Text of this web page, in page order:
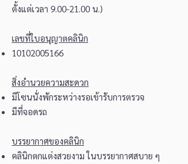
ตั้งแต่เวลา 9.00-21.00 น.)
เลขที่ใบอนุญาตคลินิก
10102005166
สิ่งอำนวยความสะดวก
มีโซนนั่งพักระหว่างรอเข้ารับการตรวจ
มีที่จอดรถ
บรรยากาศของคลินิก
คลินิกตกแต่งสวยงาม ในบรรยากาศสบาย ๆ